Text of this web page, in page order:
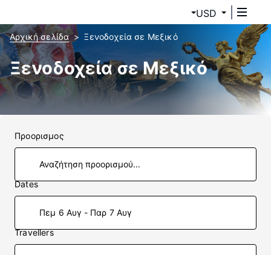
USD
Αρχική σελίδα Ξενοδοχεία σε Μεξικό
Ξενοδοχεία σε Μεξικό
Προορισμος
Dates
Πεμ 6 Αυγ - Παρ 7 Αυγ
Travellers